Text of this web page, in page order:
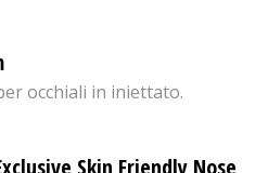
occhiali in iniettato.
Skin Friendly Nose